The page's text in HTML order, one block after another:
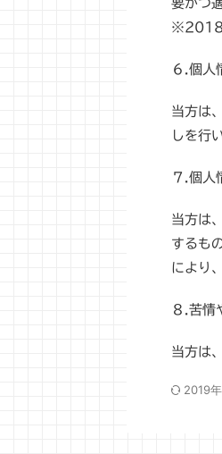
要かつ
※2018
６.個人
当方は
しを行
７.個人
当方は
するも
により
８.苦情
当方は
2019